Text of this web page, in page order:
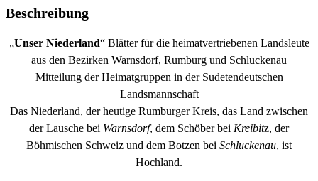
Beschreibung
„Unser Niederland“ Blätter für die heimatvertriebenen Landsleute
aus den Bezirken Warnsdorf, Rumburg und Schluckenau
Mitteilung der Heimatgruppen in der Sudetendeutschen
Landsmannschaft
Das Niederland, der heutige Rumburger Kreis, das Land zwischen
der Lausche bei Warnsdorf, dem Schöber bei Kreibitz, der
Böhmischen Schweiz und dem Botzen bei Schluckenau, ist
Hochland.